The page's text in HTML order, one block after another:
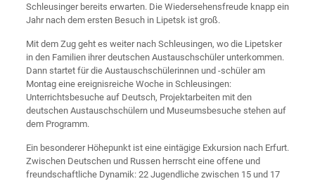
Schleusinger bereits erwarten. Die Wiedersehensfreude knapp ein
Jahr nach dem ersten Besuch in Lipetsk ist groß.
Mit dem Zug geht es weiter nach Schleusingen, wo die Lipetsker
in den Familien ihrer deutschen Austauschschüler unterkommen.
Dann startet für die Austauschschülerinnen und -schüler am
Montag eine ereignisreiche Woche in Schleusingen:
Unterrichtsbesuche auf Deutsch, Projektarbeiten mit den
deutschen Austauschschülern und Museumsbesuche stehen auf
dem Programm.
Ein besonderer Höhepunkt ist eine eintägige Exkursion nach Erfurt.
Zwischen Deutschen und Russen herrscht eine offene und
freundschaftliche Dynamik: 22 Jugendliche zwischen 15 und 17